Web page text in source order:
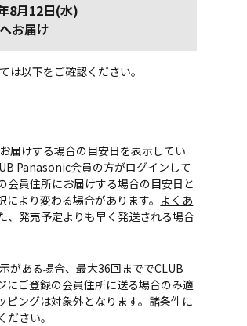
8月12日(水)
へお届け
以下をご確認ください。
届けする場合の目安日を表示してい
Panasonic会員の方がログインして
会員住所にお届けする場合の目安日と
より変わる場合があります。 よくあ
、発売予定よりも早く発送される場合
がある場合、最大36回まででCLUB
ご登録の会員住所に送る場合のみ適
ピングは対象外となります。諸条件に
ださい。